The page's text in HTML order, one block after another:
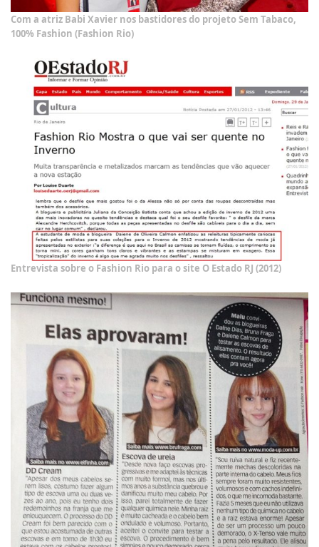
Com a atriz Babi Xavier nos bastidores do projeto Sem Tabaco,
100% Fashion (Fashion Rio)
Entrevista sobre o Fashion Rio para o site O Estado RJ (2012)